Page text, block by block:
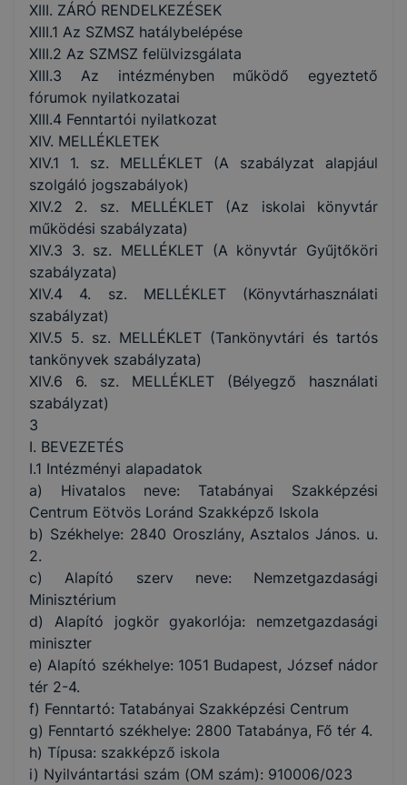
XIII. ZÁRÓ RENDELKEZÉSEK
XIII.1 Az SZMSZ hatálybelépése
XIII.2 Az SZMSZ felülvizsgálata
XIII.3 Az intézményben működő egyeztető
fórumok nyilatkozatai
XIII.4 Fenntartói nyilatkozat
XIV. MELLÉKLETEK
XIV.1 1. sz. MELLÉKLET (A szabályzat alapjául
szolgáló jogszabályok)
XIV.2 2. sz. MELLÉKLET (Az iskolai könyvtár
működési szabályzata)
XIV.3 3. sz. MELLÉKLET (A könyvtár Gyűjtőköri
szabályzata)
XIV.4 4. sz. MELLÉKLET (Könyvtárhasználati
szabályzat)
XIV.5 5. sz. MELLÉKLET (Tankönyvtári és tartós
tankönyvek szabályzata)
XIV.6 6. sz. MELLÉKLET (Bélyegző használati
szabályzat)
3
I. BEVEZETÉS
I.1 Intézményi alapadatok
a) Hivatalos neve: Tatabányai Szakképzési
Centrum Eötvös Loránd Szakképző Iskola
b) Székhelye: 2840 Oroszlány, Asztalos János. u.
2.
c) Alapító szerv neve: Nemzetgazdasági
Minisztérium
d) Alapító jogkör gyakorlója: nemzetgazdasági
miniszter
e) Alapító székhelye: 1051 Budapest, József nádor
tér 2-4.
f) Fenntartó: Tatabányai Szakképzési Centrum
g) Fenntartó székhelye: 2800 Tatabánya, Fő tér 4.
h) Típusa: szakképző iskola
i) Nyilvántartási szám (OM szám): 910006/023